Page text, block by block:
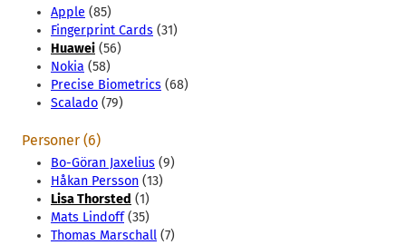
Apple (85)
Fingerprint Cards (31)
Huawei (56)
Nokia (58)
Precise Biometrics (68)
Scalado (79)
Personer (6)
Bo-Göran Jaxelius (9)
Håkan Persson (13)
Lisa Thorsted (1)
Mats Lindoff(35)
Thomas Marschall (7)